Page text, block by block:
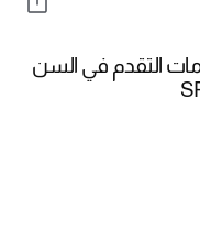
التقدم في السن